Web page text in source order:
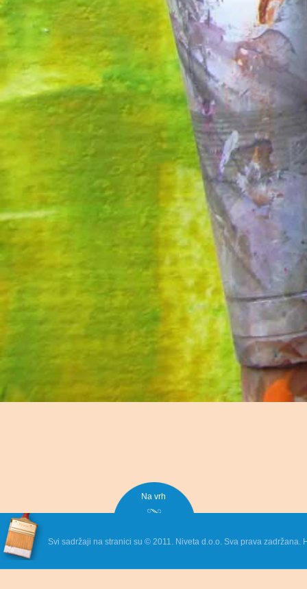
Na vrh
Svi sadržaji na stranici su © 2011. Niveta d.o.o. Sva prava zadržana.